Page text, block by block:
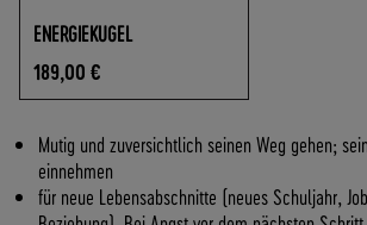
W
R
ENERGIEKUGEL
189,00 €
Mutig und zuversichtlich seinen Weg gehen;
einnehmen
für neue Lebensabschnitte (neues Schuljahr,